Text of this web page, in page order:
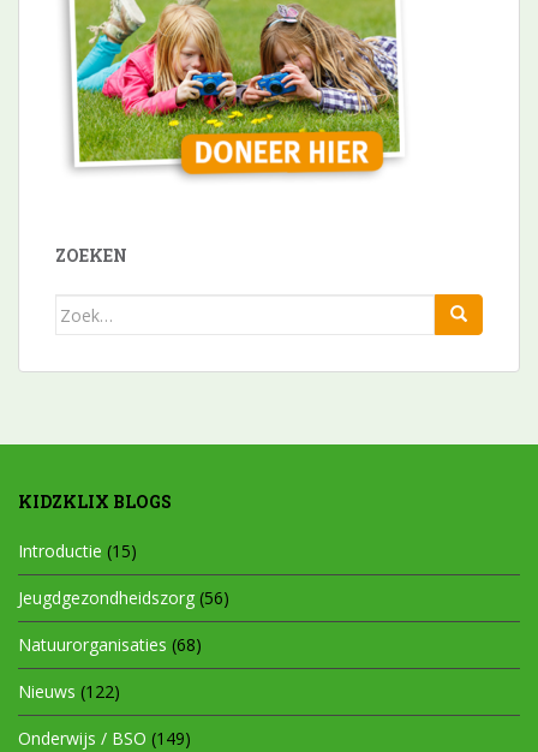
ZOEKEN
Zoek
KIDZKLIX BLOGS
Introductie (15)
Jeugdgezondheidszorg (56)
Natuurorganisaties (68)
Nieuws (122)
Onderwijs / BSO (149)